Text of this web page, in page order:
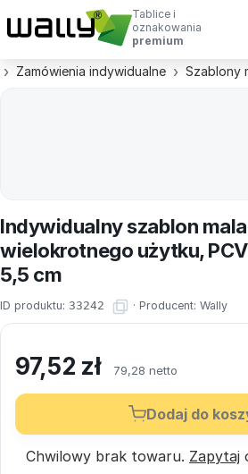
Tablice i
oznakowania
premium
Zamówienia indywidualne Szablony
Indywidualny szablon
wielokrotnego użytku,
5,5 cm
ID produktu: 33242 · Producent: Wally
97,52 zł 79,28 netto
Dodaj do
Chwilowy brak towaru. Zapytaj